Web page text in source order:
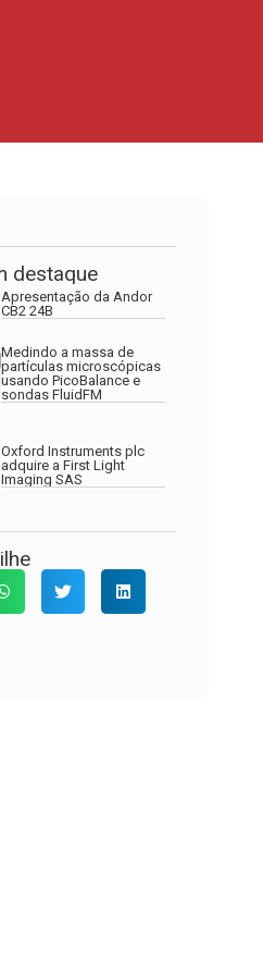
destaque
Apresentação da Andor
CB2 24B
Medindo a massa de
partículas microscópicas
usando PicoBalance e
sondas FluidFM
Oxford Instruments plc
adquire a First Light
Imaging SAS